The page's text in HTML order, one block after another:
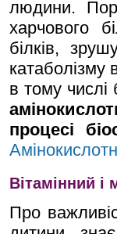
людини.
харчового
білків,
катаболізму
в тому числі
процесі
Вітамінний і
Про